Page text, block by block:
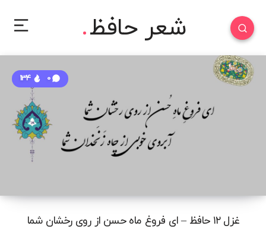
شعر حافظ
غزل ۱۲ حافظ – ای فروغ ماه حسن از روی رخشان شما
0
134